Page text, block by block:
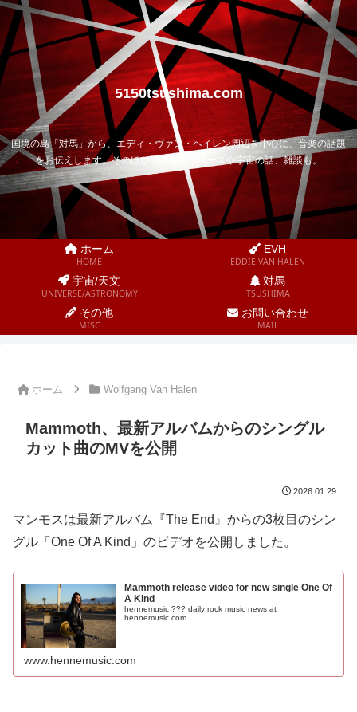
5150tsushima.com
国境の島「対馬」から、エディ・ヴァン・ヘイレン周辺を中心に、音楽の話題
をお伝えします。そのほか気になるニュースや宇宙の話、雑談も。
ホーム
HOME
EVH
EDDIE VAN HALEN
宇宙/天文
UNIVERSE/ASTRONOMY
対馬
TSUSHIMA
その他
MISC
お問い合わせ
MAIL
ホーム Wolfgang Van Halen
Mammoth、最新アルバムからのシングル
カット曲のMVを公開
2026.01.29
マンモスは最新アルバム『The End』からの3枚目のシン
グル「One Of A Kind」のビデオを公開しました。
Mammoth release video for new single One Of
A Kind
hennemusic ??? daily rock music news at
hennemusic.com
www.hennemusic.com